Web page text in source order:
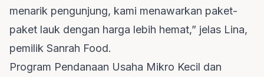
menarik pengunjung, kami menawarkan paket-
paket lauk dengan harga lebih hemat,” jelas Lina,
pemilik Sanrah Food.
Program Pendanaan Usaha Mikro Kecil dan